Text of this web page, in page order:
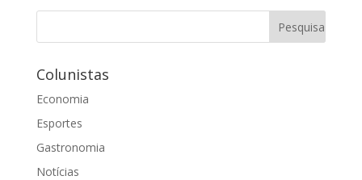
Colunistas
Economia
Esportes
Gastronomia
Notícias